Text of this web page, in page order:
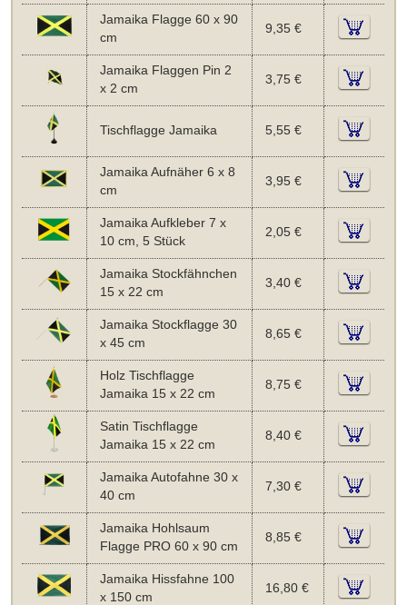
Jamaika Flagge 60 x 90
cm
9,35 €
Jamaika Flaggen Pin 2
x 2 cm
3,75 €
Tischflagge Jamaika 5,55 €
Jamaika Aufnäher 6 x 8
cm
3,95 €
Jamaika Aufkleber 7 x
10 cm, 5 Stück
2,05 €
Jamaika Stockfähnchen
15 x 22 cm
3,40 €
Jamaika Stockflagge 30
x 45 cm
8,65 €
Holz Tischflagge
Jamaika 15 x 22 cm
8,75 €
Satin Tischflagge
Jamaika 15 x 22 cm
8,40 €
Jamaika Autofahne 30 x
40 cm
7,30 €
Jamaika Hohlsaum
Flagge PRO 60 x 90 cm
8,85 €
Jamaika Hissfahne 100
x 150 cm
16,80 €